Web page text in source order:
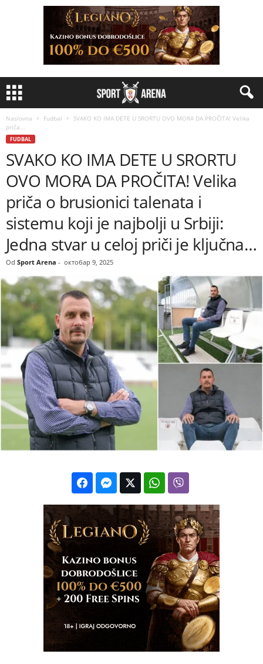
Naslovna Fudbal
SVAKO KO IMA DETE U SRORTU OVO MORA DA PROČITA! Velika
priča...
FUDBAL
SVAKO KO IMA DETE U SRORTU
OVO MORA DA PROČITA! Velika
priča o brusionici talenata i
sistemu koji je najbolji u Srbiji:
Jedna stvar u celoj priči je ključna…
Od Sport Arena - октобар 9, 2025